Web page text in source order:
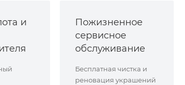
и
Пожизненное
сервисное
обслуживание
Бесплатная чистка и
реновация украшений